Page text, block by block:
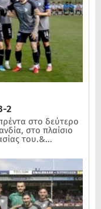
2
στο δεύτερο
στο πλαίσιο
του.&...